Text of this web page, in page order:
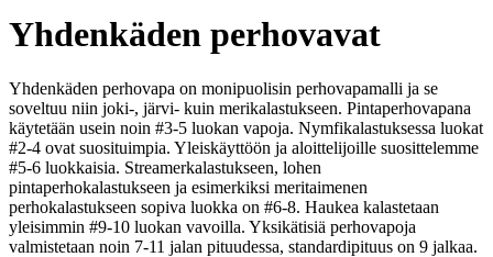
Yhdenkäden perhovavat
Yhdenkäden perhovapa on monipuolisin perhovapamalli ja se
soveltuu niin joki-, järvi- kuin merikalastukseen. Pintaperhovapana
käytetään usein noin #3-5 luokan vapoja. Nymfikalastuksessa luokat
#2-4 ovat suosituimpia. Yleiskäyttöön ja aloittelijoille suosittelemme
#5-6 luokkaisia. Streamerkalastukseen, lohen
pintaperhokalastukseen ja esimerkiksi meritaimenen
perhokalastukseen sopiva luokka on #6-8. Haukea kalastetaan
yleisimmin #9-10 luokan vavoilla. Yksikätisiä perhovapoja
valmistetaan noin 7-11 jalan pituudessa, standardipituus on 9 jalkaa.